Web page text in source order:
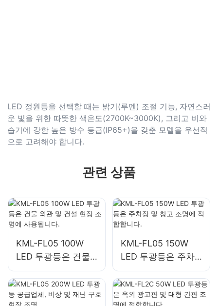
LED 정원등을 선택할 때는 밝기(루멘) 조절 기능, 자연스러
운 빛을 위한 따뜻한 색온도(2700K~3000K), 그리고 비와
습기에 강한 높은 방수 등급(IP65+)을 갖춘 모델을 우선적
으로 고려해야 합니다.
관련 상품
KML-FL05 100W
LED 투광등은 건물
외관 및 건설 현장 조
명에 사용됩니다.
KML-FL05 150W
LED 투광등은 주차
장 및 창고 조명에 적
합합니다.